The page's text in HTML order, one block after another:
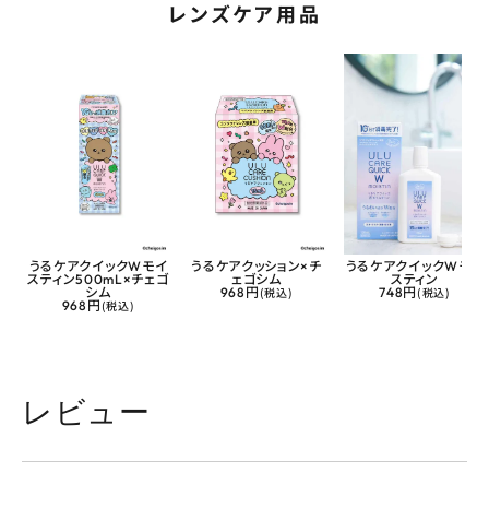
レンズケア用品
うるケアクイックWモイ
スティン500mL×チェゴ
シム
968円 (税込)
うるケアクッション×チ
ェゴシム
968円 (税込)
うるケアクイックWモイ
スティン
748円 (税込)
レビュー